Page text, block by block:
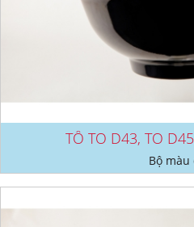
TÔ TO D43, TO
Bộ màu